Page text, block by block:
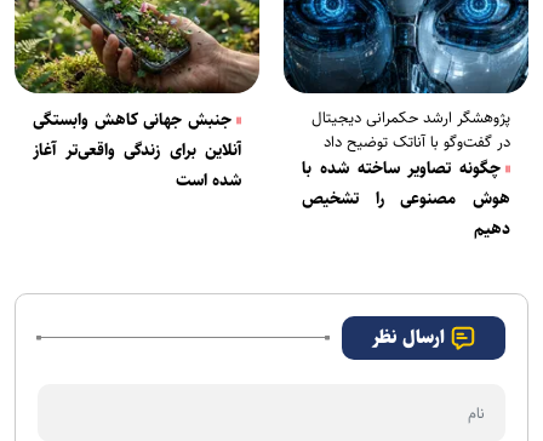
پژوهشگر ارشد حکمرانی دیجیتا‌ل‌
در گفت‌وگو با آناتک توضیح داد
چگونه تصاویر ساخته شده با
هوش‌ مصنوعی را تشخیص
دهیم
جنبش جهانی کاهش وابستگی
آنلاین برای زندگی واقعی‌تر آغاز
شده است
ارسال نظر